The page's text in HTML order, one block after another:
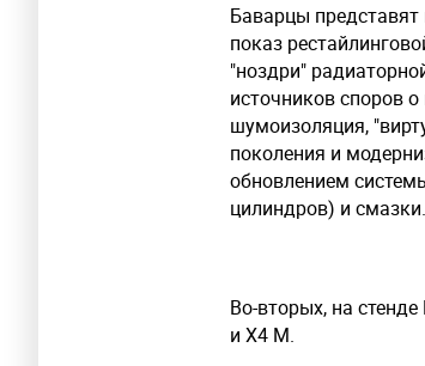
Баварцы представят
показ
"ноздри"
источников споров
шумоизоляция,
поколения и
обновлением
цилиндров) и смазки.
Во-вторых, на стенде
и X4 M.